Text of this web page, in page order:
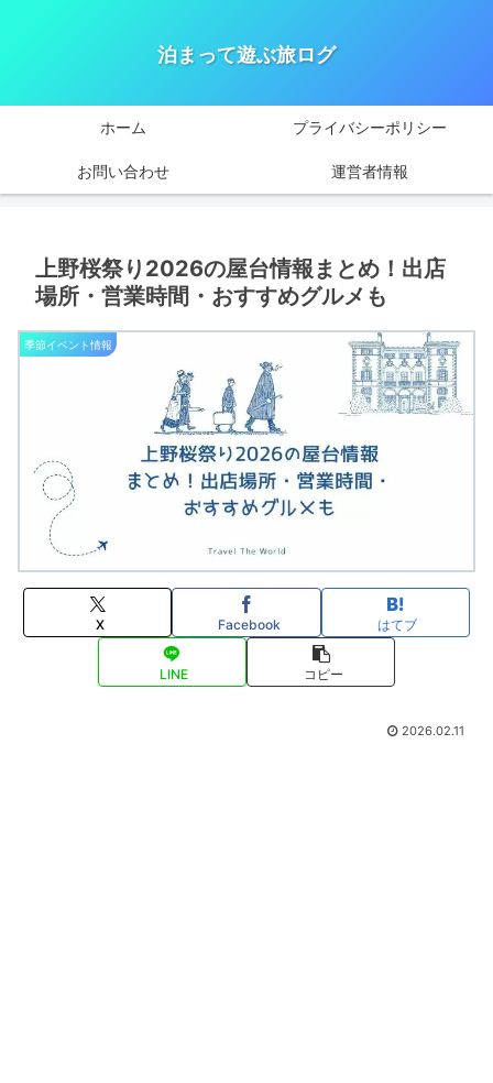
泊まって遊ぶ旅ログ
ホーム プライバシーポリシー
お問い合わせ 運営者情報
上野桜祭り2026の屋台情報まとめ！出店
場所・営業時間・おすすめグルメも
季節イベント情報
X Facebook はてブ
LINE コピー
2026.02.11